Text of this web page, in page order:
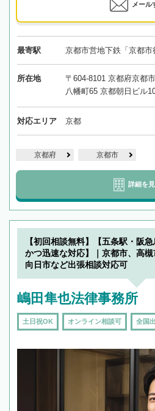
メール
最寄駅 京都市営地下鉄「京都
所在地
〒604-8101 京都府京都
八幡町65 京都朝日ビル
対応エリア 京都
京都府 京都市
詳細を
【初回相談無料】【五条駅・阪
かつ迅速な対応】｜京都市、高槻
向日市など出張相談対応可
嶋田隼也法律事務所
土日祝OK オンライン相談可 全国